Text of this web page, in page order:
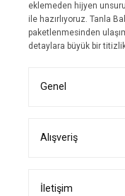
eklemeden hijyen
ile hazırlıyoruz. Tanla
paketlenmesinden
detaylara büyük bir
Genel
Alışveriş
İletişim